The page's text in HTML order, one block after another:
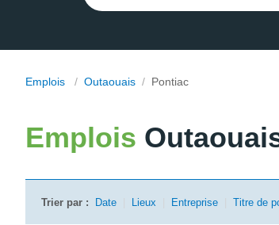
Emplois / Outaouais / Pontiac
Emplois
Trier par : Date Lieux Entreprise Titre de